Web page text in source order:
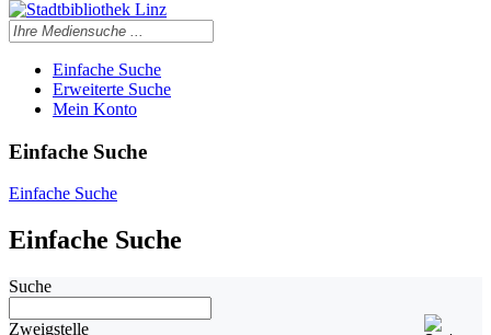
Einfache Suche
Erweiterte Suche
Mein Konto
Einfache Suche
Einfache Suche
Einfache Suche
Suche
Zweigstelle